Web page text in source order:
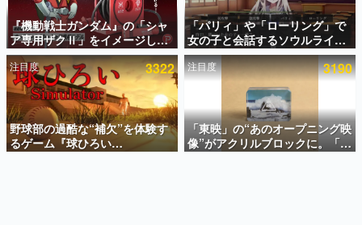
アプリセール情報
インタビュー
連載・特集一覧
殿堂入り記事
SNS拡散数が数千以上！ ページビュー数万以上！ などな
ど。多くの人々に読まれた、電ファミ渾身の“殿堂入り”記
事をまとめました。
『機動戦士ガンダム』の「シャ
ア専用ザクⅡ」をイメージした
散水ホースリールが予約開始。
本体にはシャアのパーソナルマ
ークやジオン公国軍のエンブレ
ム、型式番号などを配置
「パリィ」や「ローリング」で
女の子と会話するソウルライク
恋愛ゲーム『小早川さんはソウ
ルライク』無料公開。返事に失
敗すると「YOU DIED」
注目度 3322
野球部の過酷な“補欠”を体験す
るゲーム『球ひろい
Simulator』が「1件」のウィッ
注目度 3190
「東映」の“あのオープニング映
像”がアクリルブロックに。「東
映ヒストリカル グッズコレクシ